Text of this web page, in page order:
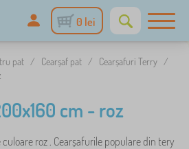
0 lei
pat / Cearșaf pat / Cearșafuri Terry /
cm - roz
roz . Cearșafurile populare din tery